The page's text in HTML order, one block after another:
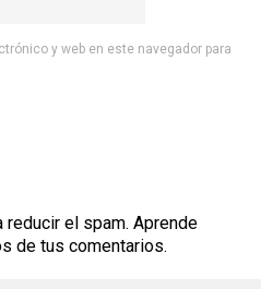
y web en este navegador para
el spam. Aprende
de tus comentarios.